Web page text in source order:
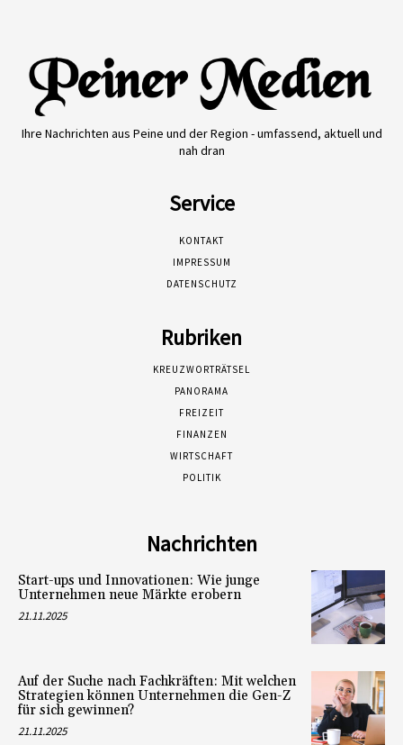
Ihre Nachrichten aus Peine und der Region - umfassend, aktuell und
nah dran
Service
KONTAKT
IMPRESSUM
DATENSCHUTZ
Rubriken
KREUZWORTRÄTSEL
PANORAMA
FREIZEIT
FINANZEN
WIRTSCHAFT
POLITIK
Nachrichten
Start-ups und Innovationen: Wie junge
Unternehmen neue Märkte erobern
21.11.2025
Auf der Suche nach Fachkräften: Mit welchen
Strategien können Unternehmen die Gen-Z
für sich gewinnen?
21.11.2025